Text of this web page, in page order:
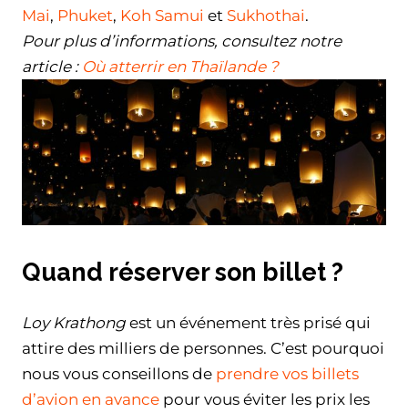
Mai, Phuket, Koh Samui et Sukhothai.
Pour plus d’informations, consultez notre
article : Où atterrir en Thaïlande ?
Quand réserver son billet ?
Loy Krathong est un événement très prisé qui
attire des milliers de personnes. C’est pourquoi
nous vous conseillons de prendre vos billets
d’avion en avance pour vous éviter les prix les